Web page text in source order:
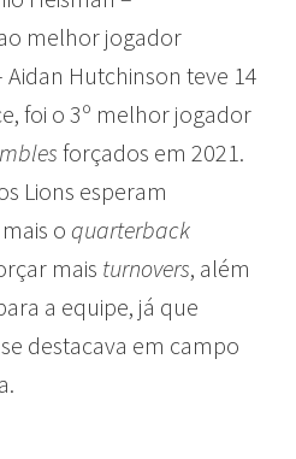
melhor jogador
Hutchinson teve 14
foi o 3º melhor jogador
forçados em 2021.
Lions esperam
o quarterback
mais turnovers, além
a equipe, já que
destacava em campo